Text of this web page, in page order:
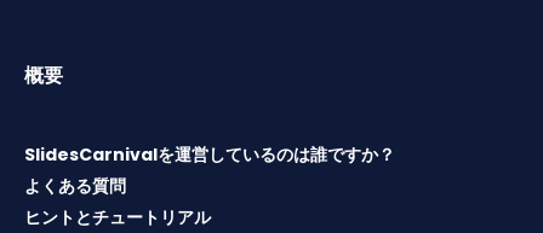
概要
SlidesCarnivalを運営しているのは誰ですか？
よくある質問
ヒントとチュートリアル